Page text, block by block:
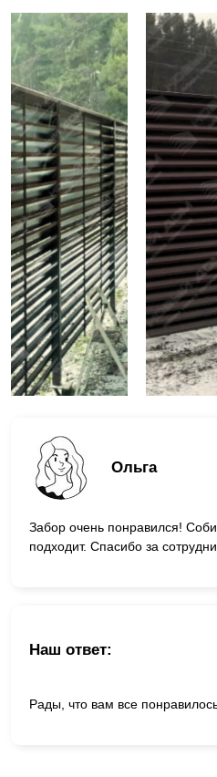
Ольга
Забор очень понравился!
подходит. Спасибо за
Наш ответ:
Рады, что вам все